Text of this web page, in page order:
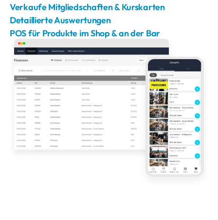
Verkaufe Mitgliedschaften & Kurskarten
Detaillierte Auswertungen
POS für Produkte im Shop & an der Bar